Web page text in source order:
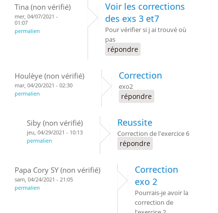
Tina (non vérifié)
mer, 04/07/2021 -
01:07
permalien
Voir les corrections
des exs 3 et7
Pour vérifier si j ai trouvé où
pas
répondre
Houlèye (non vérifié)
mar, 04/20/2021 - 02:30
permalien
Correction
exo2
répondre
Siby (non vérifié)
jeu, 04/29/2021 - 10:13
permalien
Reussite
Correction de l'exercice 6
répondre
Papa Cory SY (non vérifié)
sam, 04/24/2021 - 21:05
permalien
Correction
exo 2
Pourrais-je avoir la
correction de